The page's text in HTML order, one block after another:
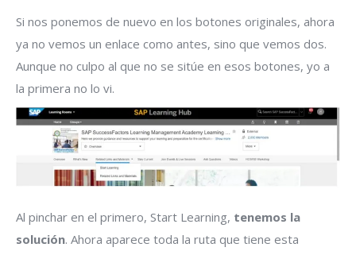
Si nos ponemos de nuevo en los botones originales, ahora
ya no vemos un enlace como antes, sino que vemos dos.
Aunque no culpo al que no se sitúe en esos botones, yo a
la primera no lo vi.
Al pinchar en el primero, Start Learning, tenemos la
solución. Ahora aparece toda la ruta que tiene esta